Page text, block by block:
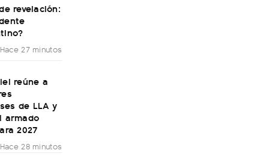
revelación:
Hace 27 minutos
reúne a
de LLA y
armado
2027
Hace 28 minutos